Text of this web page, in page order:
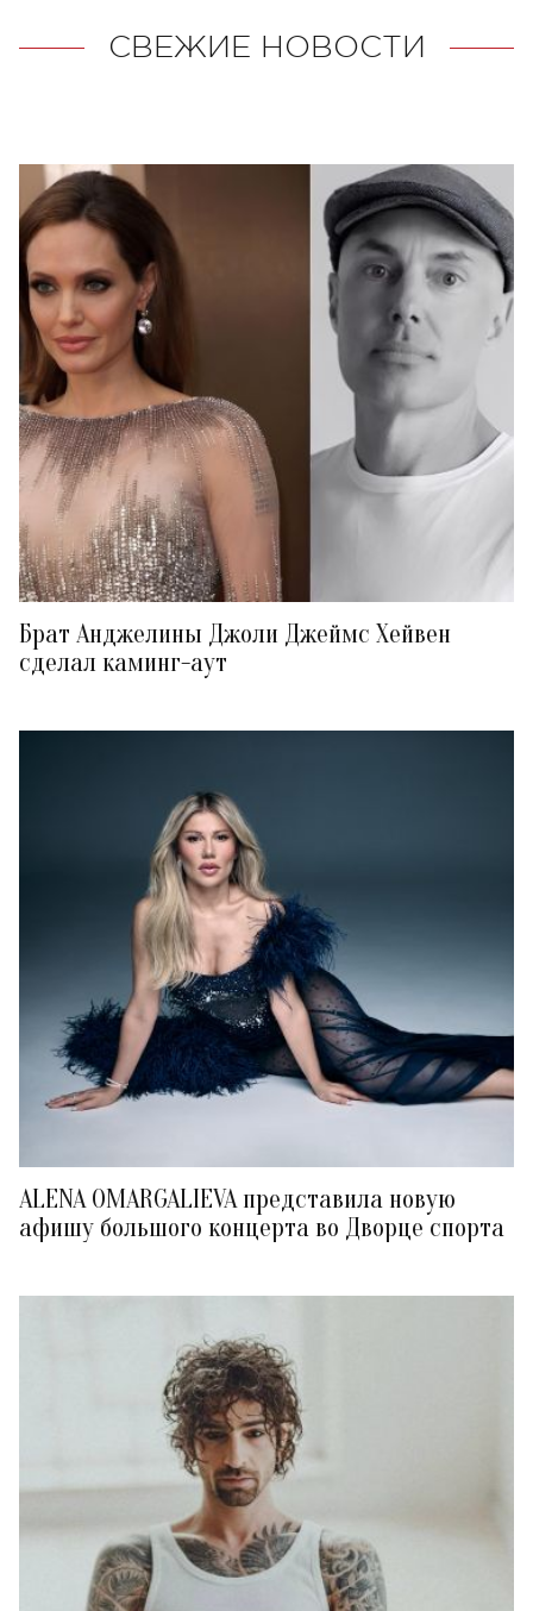
СВЕЖИЕ НОВОСТИ
Брат Анджелины Джоли Джеймс Хейвен
сделал каминг-аут
ALENA OMARGALIEVA представила новую
афишу большого концерта во Дворце спорта